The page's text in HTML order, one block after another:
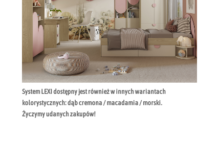
System LEXI dostępny jest również w innych wariantach
kolorystycznych: dąb cremona / macadamia / morski.
Życzymy udanych zakupów!